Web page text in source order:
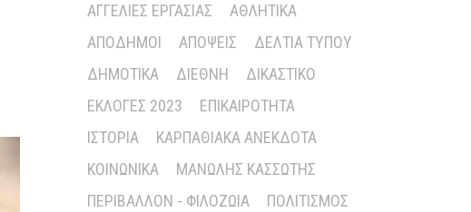
ΑΓΓΕΛΊΕΣ ΕΡΓΑΣΊΑΣ
ΑΘΛΗΤΙΚΆ
ΑΠΌΔΗΜΟΙ
ΑΠΌΨΕΙΣ
ΔΕΛΤΊΑ ΤΎΠΟΥ
ΔΗΜΟΤΙΚΆ
ΔΙΕΘΝΉ
ΔΙΚΑΣΤΙΚΌ
ΕΚΛΟΓΈΣ 2023
ΕΠΙΚΑΙΡΌΤΗΤΑ
ΙΣΤΟΡΊΑ
ΚΑΡΠΑΘΙΑΚΆ ΑΝΈΚΔΟΤΑ
ΚΟΙΝΩΝΙΚΆ
ΜΑΝΏΛΗΣ ΚΑΣΣΏΤΗΣ
ΠΕΡΙΒΆΛΛΟΝ - ΦΙΛΟΖΩΊΑ
ΠΟΛΙΤΙΣΜΌΣ